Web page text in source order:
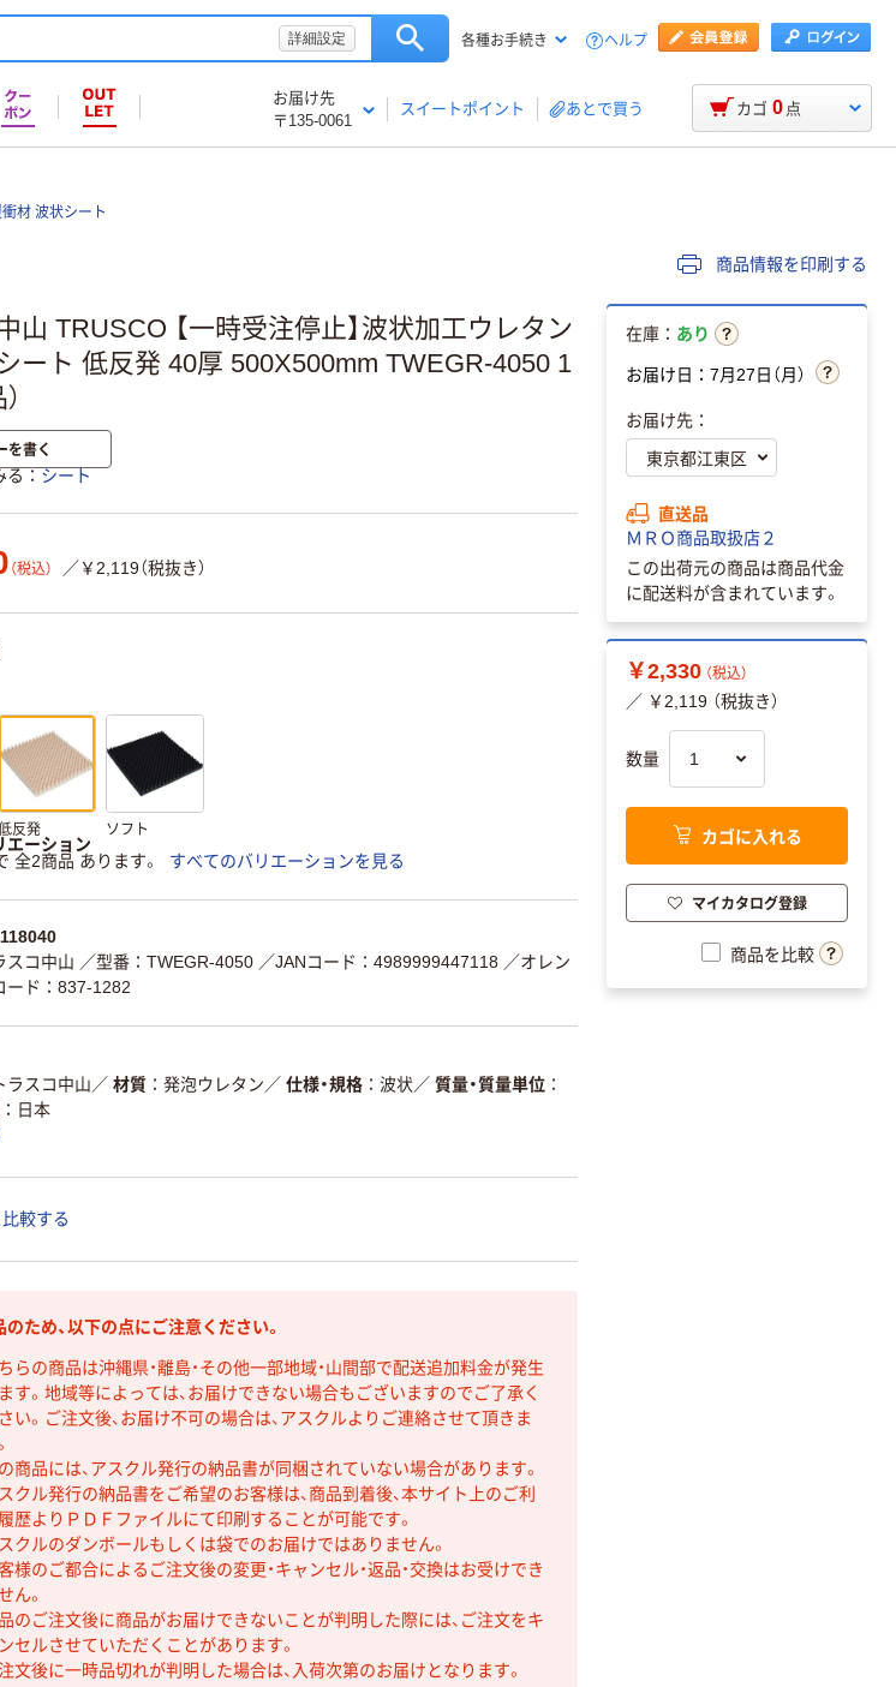
詳細設定 各種お手続き ヘルプ
お届け先
〒135-0061
スイートポイント あとで買う カゴ 0 点
材 波状シート
商品情報を印刷する
山 TRUSCO 【一時受注停止】波状加工ウレタン
ート 低反発 40厚 500X500mm TWEGR-4050 1
を書く
る シート
（税込） ／￥2,119（税抜き）
反発 ソフト
エーション
全2商品 あります。
すべてのバリエーションを見る
スコ中山 ／型番：TWEGR-4050 ／JANコード：4989999447118 ／オレン
ード：837-1282
ラスコ中山 ／ 材質 発泡ウレタン ／ 仕様・規格 波状／ 質量・質量単位
日本
較する
のため、以下の点にご注意ください。
らの商品は沖縄県・離島・その他一部地域・山間部で配送追加料金が発生
す。地域等によっては、お届けできない場合もございますのでご了承く
い。ご注文後、お届け不可の場合は、アスクルよりご連絡させて頂きま
商品には、アスクル発行の納品書が同梱されていない場合があります。
クル発行の納品書をご希望のお客様は、商品到着後、本サイト上のご利
歴よりＰＤＦファイルにて印刷することが可能です。
クルのダンボールもしくは袋でのお届けではありません。
様のご都合によるご注文後の変更・キャンセル・返品・交換はお受けでき
ん。
のご注文後に商品がお届けできないことが判明した際には、ご注文をキ
セルさせていただくことがあります。
文後に一時品切れが判明した場合は、入荷次第のお届けとなります。
在庫： あり
お届け日：7月27日（月）
お届け先：
直送品
ＭＲＯ商品取扱店２
この出荷元の商品は商品代金
に配送料が含まれています。
￥2,330 （税込）
／ ￥2,119 （税抜き）
数量
カゴに入れる
マイカタログ登録
商品を比較